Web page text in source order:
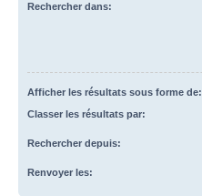
Rechercher dans:
Afficher les résultats sous forme de:
Classer les résultats par:
Rechercher depuis:
Renvoyer les: